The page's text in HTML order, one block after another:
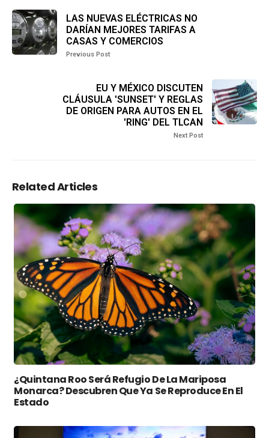
LAS NUEVAS ELÉCTRICAS NO
DARÍAN MEJORES TARIFAS A
CASAS Y COMERCIOS
Previous Post
EU Y MÉXICO DISCUTEN
CLÁUSULA 'SUNSET' Y REGLAS
DE ORIGEN PARA AUTOS EN EL
'RING' DEL TLCAN
Next Post
Related Articles
¿Quintana Roo Será Refugio De La Mariposa
Monarca? Descubren Que Ya Se Reproduce En El
Estado